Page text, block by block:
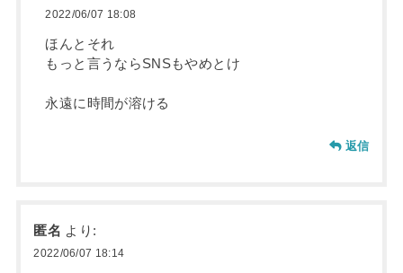
2022/06/07 18:08
ほんとそれ
もっと言うならSNSもやめとけ
永遠に時間が溶ける
返信
匿名 より:
2022/06/07 18:14